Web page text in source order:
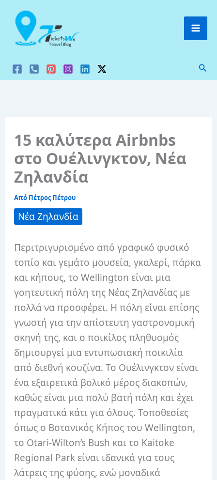
στο
περιεχόμενο
15 καλύτερα Airbnbs
στο Ουέλινγκτον, Νέα
Ζηλανδία
Από Πέτρος Πέτρου
Νέα Ζηλανδία
Περιτριγυρισμένο από γραφικό φυσικό
τοπίο και γεμάτο μουσεία, γκαλερί, πάρκα
και κήπους, το Wellington είναι μια
γοητευτική πόλη της Νέας Ζηλανδίας με
πολλά να προσφέρει. Η πόλη είναι επίσης
γνωστή για την απίστευτη γαστρονομική
σκηνή της, και ο ποικίλος πληθυσμός
δημιουργεί μια εντυπωσιακή ποικιλία
από διεθνή κουζίνα.Το Ουέλινγκτον είναι
ένα εξαιρετικά βολικό μέρος διακοπών,
καθώς είναι μια πολύ βατή πόλη και έχει
πραγματικά κάτι για όλους.Τοποθεσίες
όπως ο Βοτανικός Κήπος του Wellington,
το Otari-Wilton’s Bush και το Kaitoke
Regional Park είναι ιδανικά για τους
λάτρεις της φύσης, ενώ μοναδικά